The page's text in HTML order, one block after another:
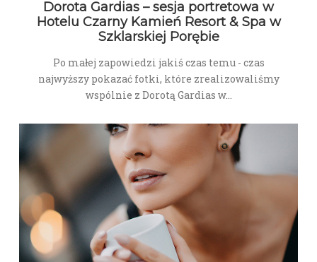
Dorota Gardias – sesja portretowa w
Hotelu Czarny Kamień Resort & Spa w
Szklarskiej Porębie
Po małej zapowiedzi jakiś czas temu - czas
najwyższy pokazać fotki, które zrealizowaliśmy
wspólnie z Dorotą Gardias w…